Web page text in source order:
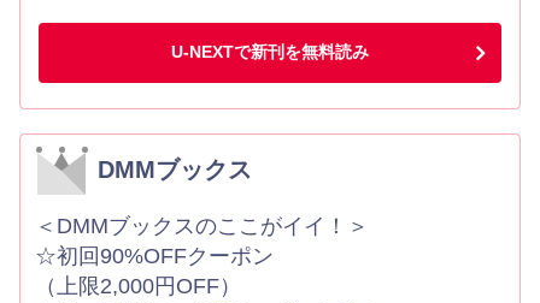
U-NEXTで新刊を無料読み
DMMブックス
＜DMMブックスのここがイイ！＞
☆初回90%OFFクーポン
（上限2,000円OFF）